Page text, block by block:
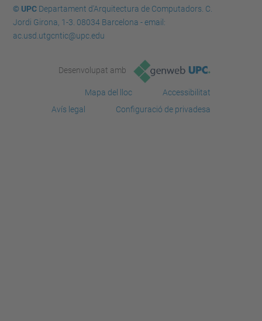
© UPCDepartament d'Arquitectura de Computadors. C.
Jordi Girona, 1-3. 08034 Barcelona - email:
ac.usd.utgcntic@upc.edu
Desenvolupat amb
Mapa del lloc
Accessibilitat
Avís legal
Configuració de privadesa